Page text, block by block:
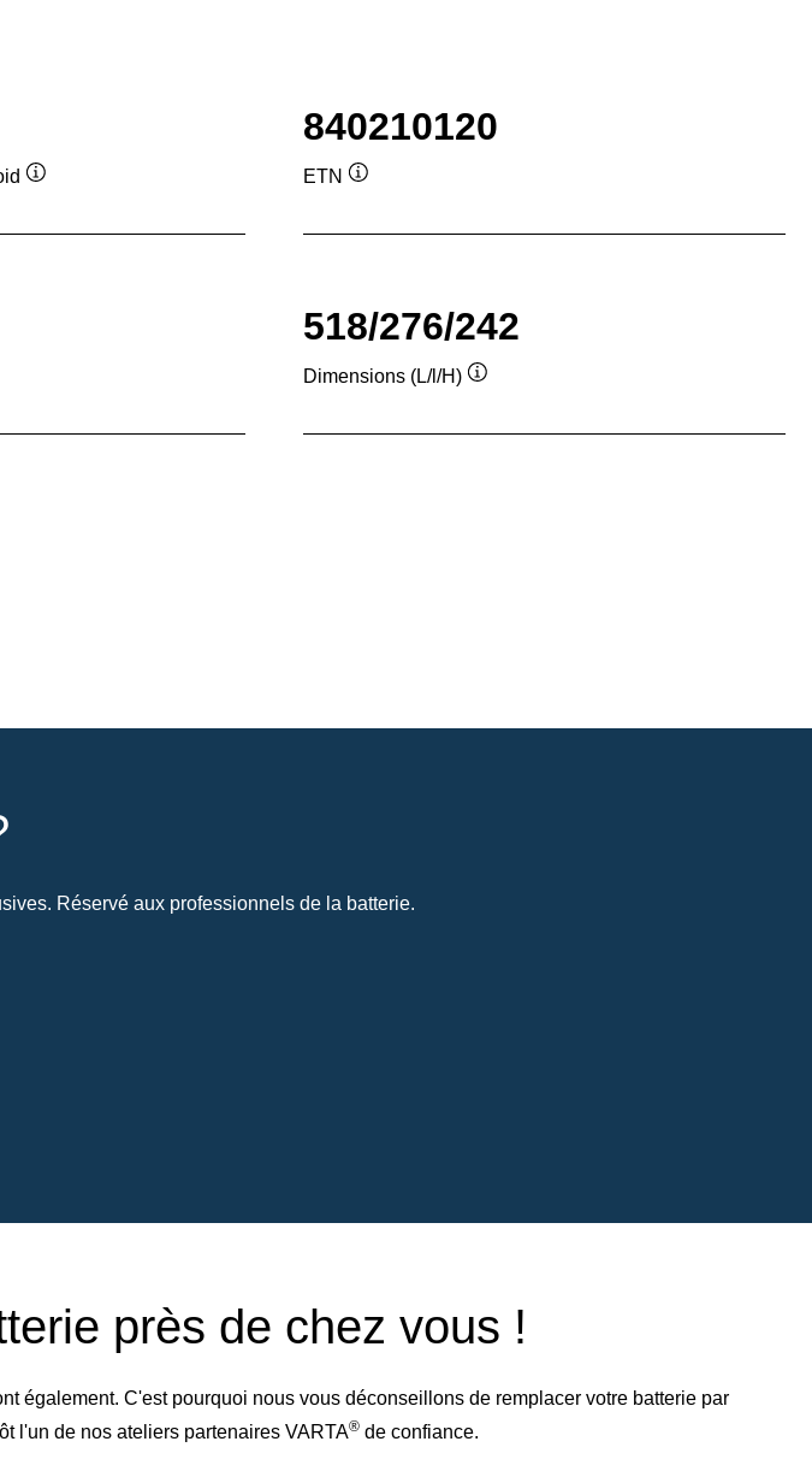
840210120
ETN
518/276/242
Dimensions (L/l/H)
Réservé aux professionnels de la batterie.
près de chez vous !
également. C'est pourquoi nous vous déconseillons de remplacer votre batterie par
l'un de nos ateliers partenaires VARTA® de confiance.